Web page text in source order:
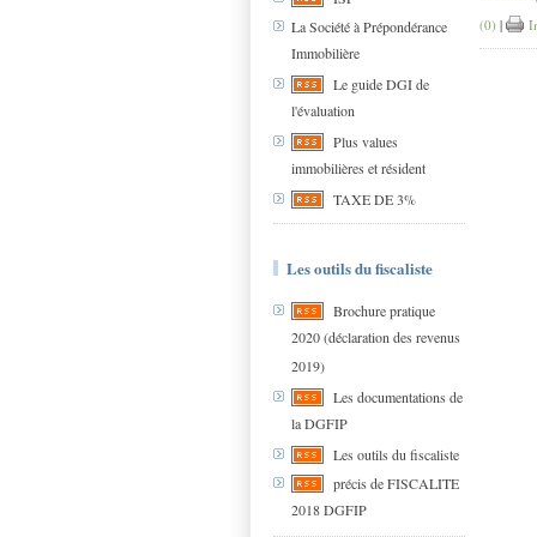
La Société à Prépondérance
Immobilière
Le guide DGI de
l'évaluation
Plus values
immobilières et résident
TAXE DE 3%
Les outils du fiscaliste
Brochure pratique
2020 (déclaration des revenus
2019)
Les documentations de
la DGFIP
Les outils du fiscaliste
précis de FISCALITE
2018 DGFIP
(0) |